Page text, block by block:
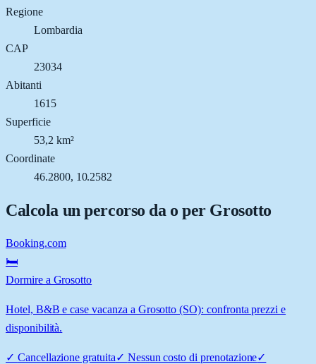
Regione
Lombardia
CAP
23034
Abitanti
1615
Superficie
53,2 km²
Coordinate
46.2800, 10.2582
Calcola un percorso da o per Grosotto
Booking.com
🛏️
Dormire a Grosotto
Hotel, B&B e case vacanza a Grosotto (SO): confronta prezzi e
disponibilità.
✓ Cancellazione gratuita✓ Nessun costo di prenotazione✓